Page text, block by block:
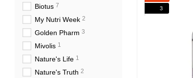
3
Biotus 7
My Nutri Week 2
Golden Pharm 3
Mivolis 1
Nature's Life 1
Nature's Truth 2